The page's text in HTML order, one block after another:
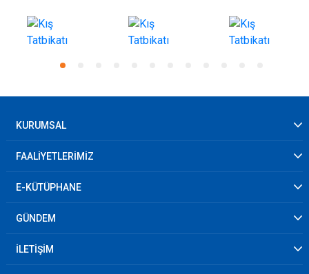
KURUMSAL
FAALİYETLERİMİZ
E-KÜTÜPHANE
GÜNDEM
İLETİŞİM